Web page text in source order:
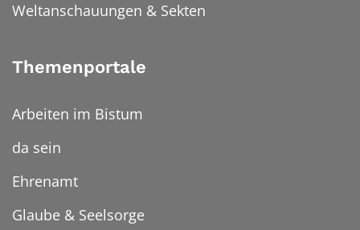
Weltanschauungen & Sekten
Themenportale
Arbeiten im Bistum
da sein
Ehrenamt
Glaube & Seelsorge